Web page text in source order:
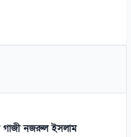
গাজী নজরুল ইসলাম